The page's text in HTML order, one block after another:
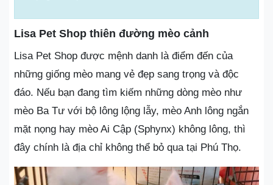
Lisa Pet Shop thiên đường mèo cảnh
Lisa Pet Shop được mệnh danh là điểm đến của
những giống mèo mang vẻ đẹp sang trọng và độc
đáo. Nếu bạn đang tìm kiếm những dòng mèo như
mèo Ba Tư với bộ lông lộng lẫy, mèo Anh lông ngắn
mặt nọng hay mèo Ai Cập (Sphynx) không lông, thì
đây chính là địa chỉ không thể bỏ qua tại Phú Thọ.